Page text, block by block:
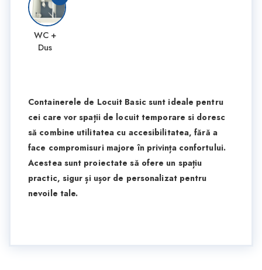
WC +
Dus
Containerele de Locuit Basic sunt ideale pentru
cei care vor spații de locuit temporare si doresc
să combine utilitatea cu accesibilitatea, fără a
face compromisuri majore în privința confortului.
Acestea sunt proiectate să ofere un spațiu
practic, sigur și ușor de personalizat pentru
nevoile tale.